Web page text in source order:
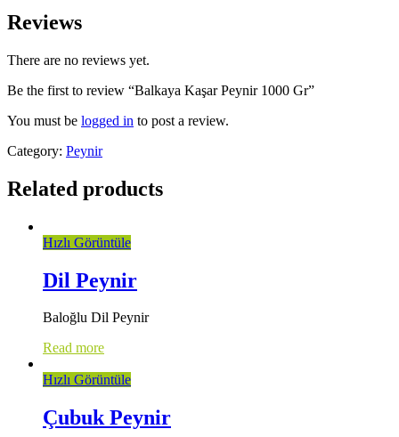
Reviews
There are no reviews yet.
Be the first to review “Balkaya Kaşar Peynir 1000 Gr”
You must be logged in to post a review.
Category: Peynir
Related products
Hızlı Görüntüle
Dil Peynir
Baloğlu Dil Peynir
Read more
Hızlı Görüntüle
Çubuk Peynir